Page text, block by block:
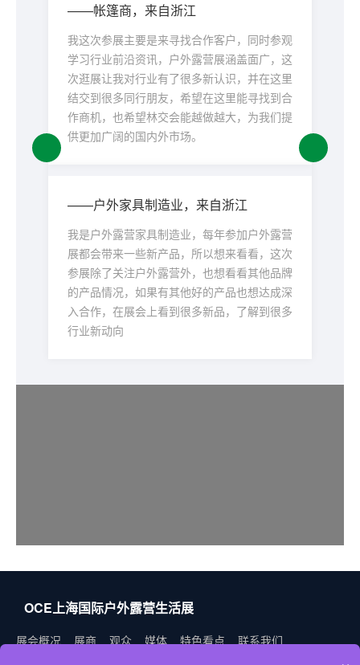
——帐篷商，来自浙江
我这次参展主要是来寻找合作客户，同时参观
学习行业前沿资讯，户外露营展涵盖面广，这
次逛展让我对行业有了很多新认识，并在这里
结交到很多同行朋友，希望在这里能寻找到合
作商机，也希望林交会能越做越大，为我们提
供更加广阔的国内外市场。
——户外家具制造业，来自浙江
我是户外露营家具制造业，每年参加户外露营
展都会带来一些新产品，所以想来看看，这次
参展除了关注户外露营外，也想看看其他品牌
的产品情况，如果有其他好的产品也想达成深
入合作，在展会上看到很多新品，了解到很多
行业新动向
OCE上海国际户外露营生活展
展会概况 展商 观众 媒体 特色看点
联系我们